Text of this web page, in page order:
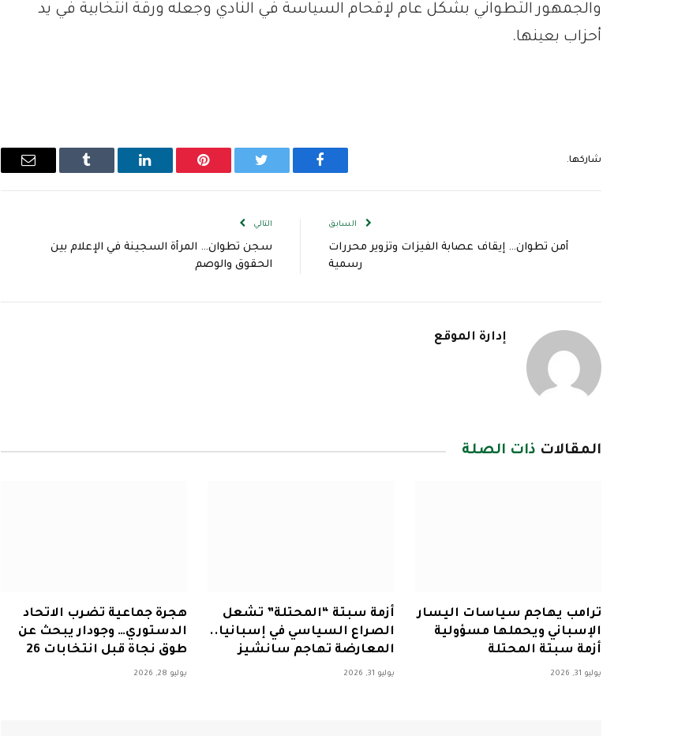
والجمهور التطواني بشكل عام لإقحام السياسة في النادي وجعله ورقة انتخابية في يد
أحزاب بعينها.
شاركها.
فيسبوك تويتر بينتيريستلينكدإن Tumblr
البريد
السابق
أمن تطوان… إيقاف عصابة الفيزات وتزوير محررات
رسمية
التالي
سجن تطوان… المرأة السجينة في الإعلام بين
الحقوق والوصم
إدارة الموقع
المقالات ذات الصلة
ترامب يهاجم سياسات اليسار
الإسباني ويحملها مسؤولية
أزمة سبتة المحتلة
يوليو 31, 2026
أزمة سبتة “المحتلة” تشعل
الصراع السياسي في إسبانيا..
المعارضة تهاجم سانشيز
يوليو 31, 2026
هجرة جماعية تضرب الاتحاد
الدستوري… وجودار يبحث عن
طوق نجاة قبل انتخابات 26
يوليو 28, 2026